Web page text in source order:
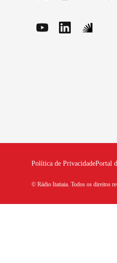
Política de PrivacidadePortal
© Rádio Itatiaia. Todos os direitos